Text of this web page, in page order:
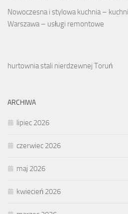
Nowoczesna i stylowa kuchnia –
Warszawa – usługi remontowe
hurtownia stali nierdzewnej Toruń
ARCHIWA
lipiec 2026
czerwiec 2026
maj 2026
kwiecień 2026